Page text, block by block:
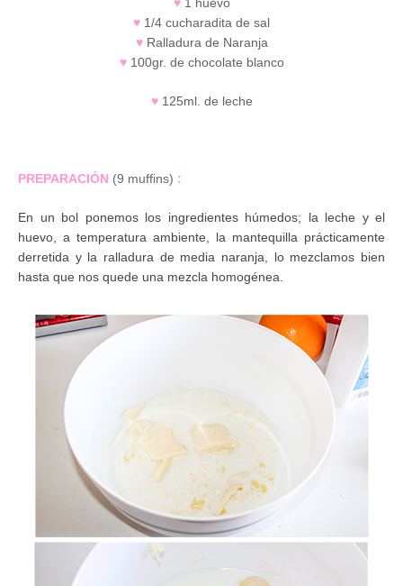
♥ 1/4 cucharadita de sal
♥Ralladura de Naranja
♥100gr. de chocolate blanco
♥125ml. de leche
PREPARACIÓN (9 muffins) :
En un bol ponemos los ingredientes húmedos; la leche y el
huevo, a temperatura ambiente, la mantequilla prácticamente
derretida y la ralladura de media naranja, lo mezclamos bien
hasta que nos quede una mezcla homogénea.